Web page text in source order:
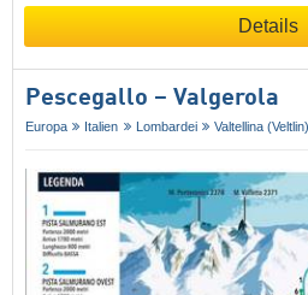
Details
Pescegallo – Valgerola
Europa Italien Lombardei Valtellina (Veltlin)